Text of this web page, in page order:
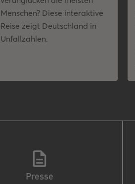
Menschen? Diese interaktive
Reise zeigt Deutschland in
Unfallzahlen.
Presse